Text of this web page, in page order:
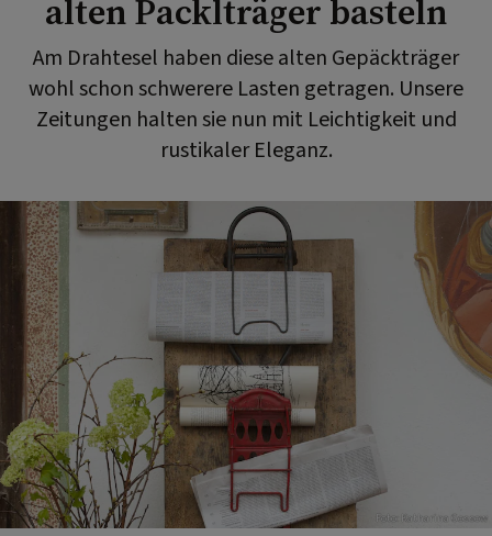
alten Packlträger basteln
Am Drahtesel haben diese alten Gepäckträger
wohl schon schwerere Lasten getragen. Unsere
Zeitungen halten sie nun mit Leichtigkeit und
rustikaler Eleganz.
Foto: Katharina Gossow